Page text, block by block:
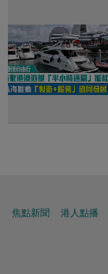
焦點新聞 港人點播